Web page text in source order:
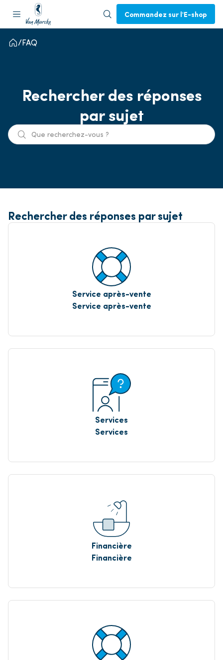
Commandez sur l'E-shop
FAQ
Rechercher des réponses
par sujet
Rechercher des réponses par sujet
Service après-vente
Service après-vente
Services
Services
Financière
Financière